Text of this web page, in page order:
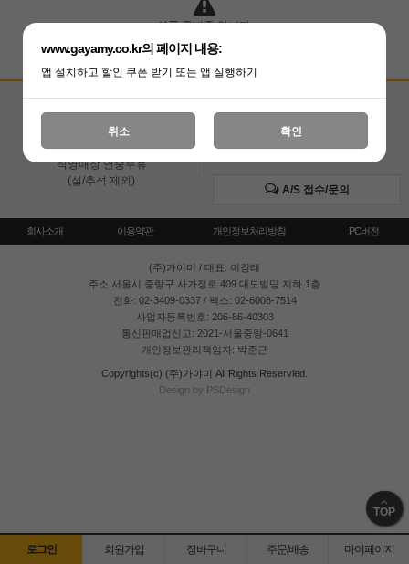
상품 준비중 입니다.
고객상담센터
온라인 : 02-3409-0337
직영매장 : 02-3409-0339
직영매장 연중무휴
(설/추석 제외)
입금계좌안내
국민은행 051001-04-100255
A/S 접수/문의
회사소개 이용약관 개인정보처리방침 PC버전
(주)가야미 / 대표: 이강래
주소:서울시 중랑구 사가정로 409 대도빌딩 지하 1층
전화: 02-3409-0337 / 팩스: 02-6008-7514
사업자등록번호: 206-86-40303
통신판매업신고: 2021-서울중랑-0641
개인정보관리책임자: 박준근
Copyrights(c) (주)가야미 All Rights Reservied.
Design by PSDesign
TOP
로그인 회원가입 장바구니 주문/배송 마이페이지
www.gayamy.co.kr의 페이지 내용:
앱 설치하고 할인 쿠폰 받기 또는 앱 실행하기
취소 확인